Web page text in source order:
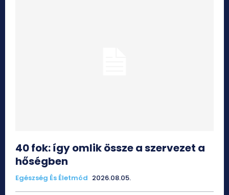
40 fok: így omlik össze a szervezet a
hőségben
Egészség És Életmód 2026.08.05.